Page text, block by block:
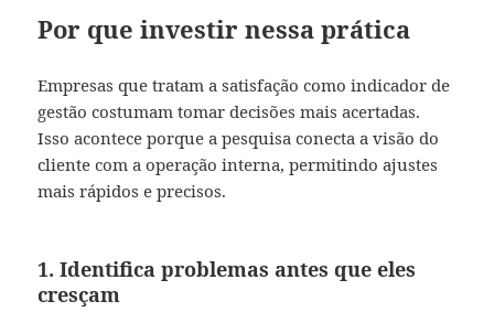
Por que investir nessa prática
Empresas que tratam a satisfação como indicador de
gestão costumam tomar decisões mais acertadas.
Isso acontece porque a pesquisa conecta a visão do
cliente com a operação interna, permitindo ajustes
mais rápidos e precisos.
1. Identifica problemas antes que eles
cresçam